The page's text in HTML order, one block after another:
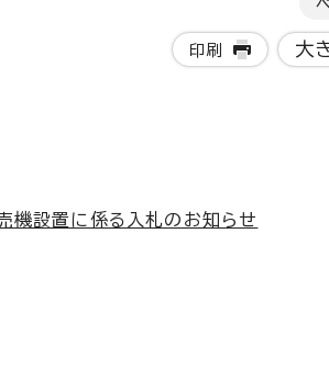
印刷 大
設置に係る入札のお知らせ